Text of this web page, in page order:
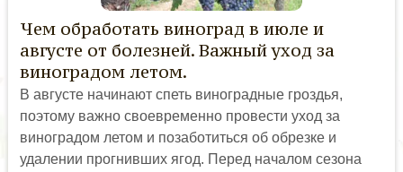
Чем обработать виноград в июле и
августе от болезней. Важный уход за
виноградом летом.
В августе начинают спеть виноградные гроздья,
поэтому важно своевременно провести уход за
виноградом летом и позаботиться об обрезке и
удалении прогнивших ягод. Перед началом сезона